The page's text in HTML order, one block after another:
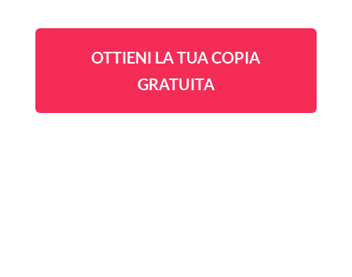
OTTIENI LA TUA COPIA
GRATUITA